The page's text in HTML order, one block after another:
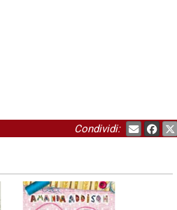
Condividi: